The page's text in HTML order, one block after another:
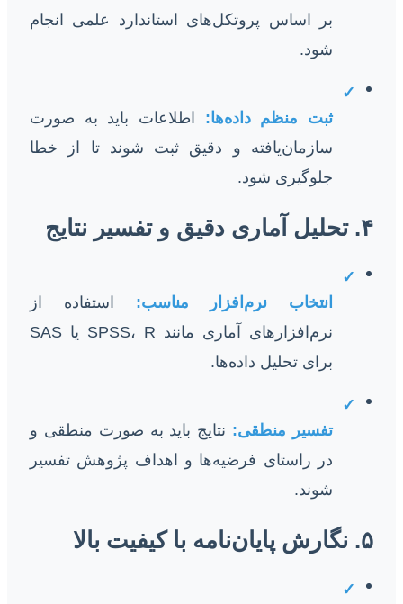
بر اساس پروتکل‌های استاندارد علمی انجام
شود.
✓
ثبت منظم داده‌ها: اطلاعات باید به صورت
سازمان‌یافته و دقیق ثبت شوند تا از خطا
جلوگیری شود.
۴. تحلیل آماری دقیق و تفسیر نتایج
✓
انتخاب نرم‌افزار مناسب: استفاده از
نرم‌افزارهای آماری مانند SPSS، R یا SAS
برای تحلیل داده‌ها.
✓
تفسیر منطقی: نتایج باید به صورت منطقی و
در راستای فرضیه‌ها و اهداف پژوهش تفسیر
شوند.
۵. نگارش پایان‌نامه با کیفیت بالا
✓